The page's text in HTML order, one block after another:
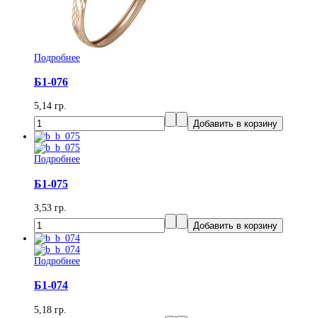
Подробнее
Б1-076
5,14 гр.
Подробнее
Б1-075
3,53 гр.
Подробнее
Б1-074
5,18 гр.